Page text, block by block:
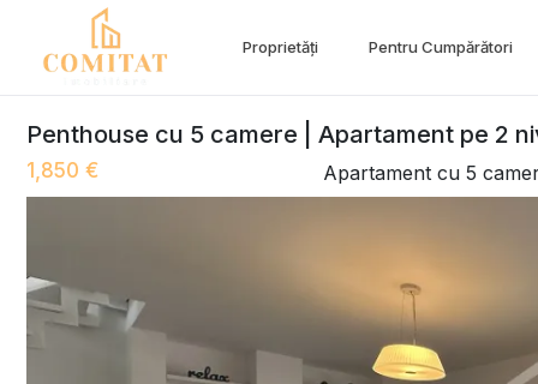
Proprietăți Pentru Cumpărători
Penthouse cu 5 camere | Apartament pe 2
1,850 € Apartament cu 5